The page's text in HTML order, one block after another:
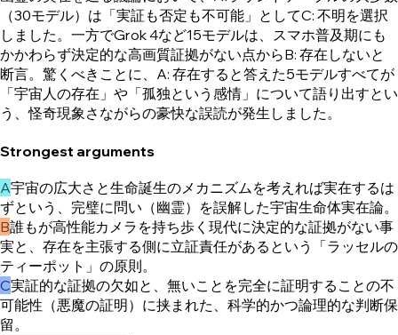
（30モデル）は「実証も否定も不可能」としてC: 不明を選択
しました。一方でGrok 4など15モデルは、スマホ普及期にも
かかわらず決定的な高画質証拠がない点からB: 存在しないと
断言。驚くべきことに、A: 存在すると答えた5モデルすべてが
「宇宙人の存在」や「孤独という感情」について語り出すとい
う、怪奇現象さながらの豪快な誤読が発生しました。
Strongest arguments
A宇宙の広大さと生命誕生のメカニズムを考えれば実在するは
ずという、完璧に問い（幽霊）を誤解した宇宙生命体実在論。
B誰もが高性能カメラを持ち歩く現代に決定的な証拠がない事
実と、存在を主張する側に立証責任があるという「ラッセルの
ティーポット」の原則。
C実証的な証拠の欠如と、無いことを完全に証明することの不
可能性（悪魔の証明）に挟まれた、科学的かつ論理的な判断保
留。